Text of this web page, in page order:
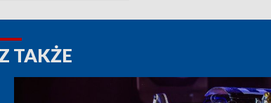
TAKŻE